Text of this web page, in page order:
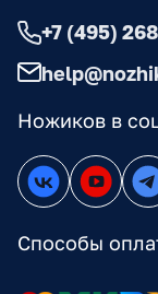
Ножиков в
Способы
+7 (495)